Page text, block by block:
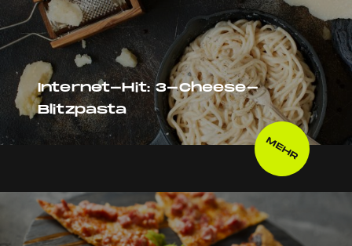
Internet-Hit: 3-Cheese-
Blitzpasta
MEHR